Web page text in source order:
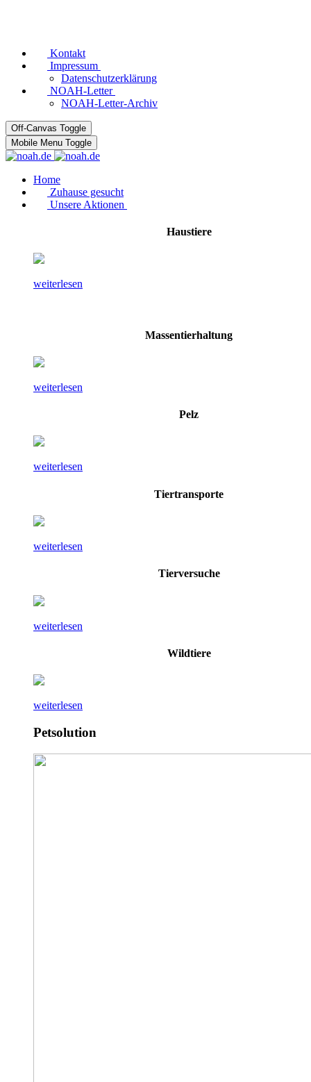
Kontakt
Impressum
Datenschutzerklärung
NOAH-Letter
NOAH-Letter-Archiv
Off-Canvas Toggle
Mobile Menu Toggle
Home
Zuhause gesucht
Unsere Aktionen
Haustiere
weiterlesen
Massentierhaltung
weiterlesen
Pelz
weiterlesen
Tiertransporte
weiterlesen
Tierversuche
weiterlesen
Wildtiere
weiterlesen
Petsolution